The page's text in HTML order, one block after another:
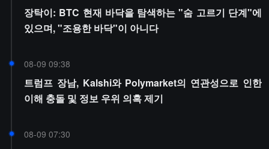
장탁이: BTC 현재 바닥을 탐색하는 "숨 고르기 단계"에
있으며, "조용한 바닥"이 아니다
08-09 09:38
트럼프 장남, Kalshi와 Polymarket의 연관성으로 인한
이해 충돌 및 정보 우위 의혹 제기
08-09 07:30